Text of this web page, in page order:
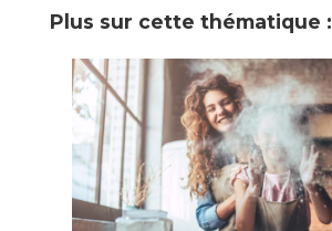
Plus sur cette thématique :